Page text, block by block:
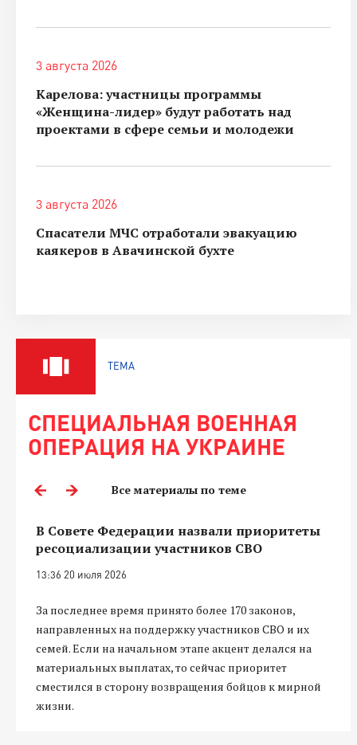
3 августа 2026
Карелова: участницы программы
«Женщина-лидер» будут работать над
проектами в сфере семьи и молодежи
3 августа 2026
Спасатели МЧС отработали эвакуацию
каякеров в Авачинской бухте
ТЕМА
СПЕЦИАЛЬНАЯ ВОЕННАЯ
ОПЕРАЦИЯ НА УКРАИНЕ
Все материалы по теме
В Совете Федерации назвали приоритеты
ресоциализации участников СВО
13:36 20 июля 2026
За последнее время принято более 170 законов,
направленных на поддержку участников СВО и их
семей. Если на начальном этапе акцент делался на
материальных выплатах, то сейчас приоритет
сместился в сторону возвращения бойцов к мирной
жизни.